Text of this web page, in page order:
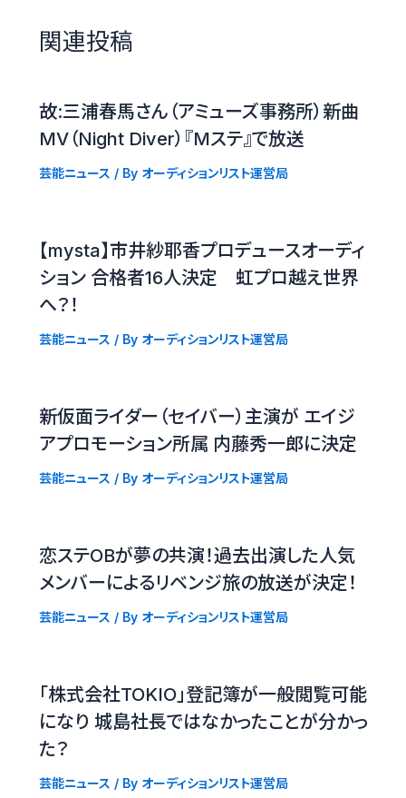
関連投稿
故:三浦春馬さん（アミューズ事務所）新曲
MV（Night Diver）『Mステ』で放送
芸能ニュース / By オーディションリスト運営局
【mysta】市井紗耶香プロデュースオーディ
ション 合格者16人決定 虹プロ越え世界
へ？！
芸能ニュース / By オーディションリスト運営局
新仮面ライダー（セイバー）主演が エイジ
アプロモーション所属 内藤秀一郎に決定
芸能ニュース / By オーディションリスト運営局
恋ステOBが夢の共演！過去出演した人気
メンバーによるリベンジ旅の放送が決定！
芸能ニュース / By オーディションリスト運営局
「株式会社TOKIO」登記簿が一般閲覧可能
になり 城島社長ではなかったことが分かっ
た？
芸能ニュース / By オーディションリスト運営局